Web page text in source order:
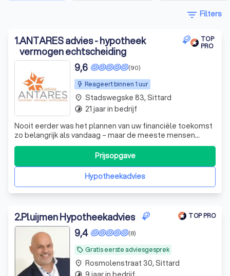
filter_list Filters
1.ANTARES advies - hypotheek
vermogen echtscheiding
TOP
PRO
Reageert binnen 1 uur
(90)
9,6
Nooit eerder was het plannen van uw financiële toekomst
zo belangrijk als vandaag – maar de meeste mensen
vinden het lastig om te weten waar men moet beginnen.
Bij Antares Advies geloven wij dat het begint met het
helder krijgen van wat nu echt belangrijk is in uw leven – uw
familie, uw woning, uw bHypotheekadvies
Prijsopgave
place Stadswegske 83, Sittard
timelapse 21 jaar in bedrijf
2.Pluijmen Hypotheekadvies TOP PRO
local_offer Gratis eerste adviesgesprek
(8)
9,4
place Rosmolenstraat 30, Sittard